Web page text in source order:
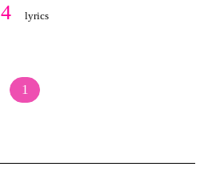
4 lyrics
1